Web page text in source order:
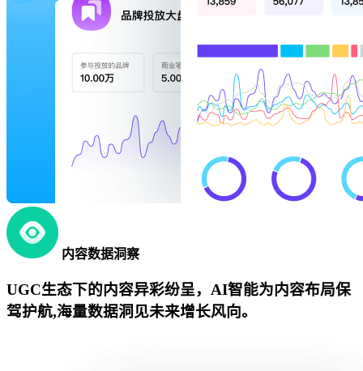
内容数据洞察
UGC生态下的内容异彩纷呈，AI智能为内容布局保
驾护航,海量数据洞见未来增长风向。